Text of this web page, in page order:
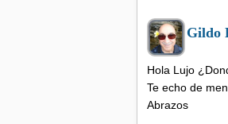
Gildo
Hola Lujo
Te echo de
Abrazos